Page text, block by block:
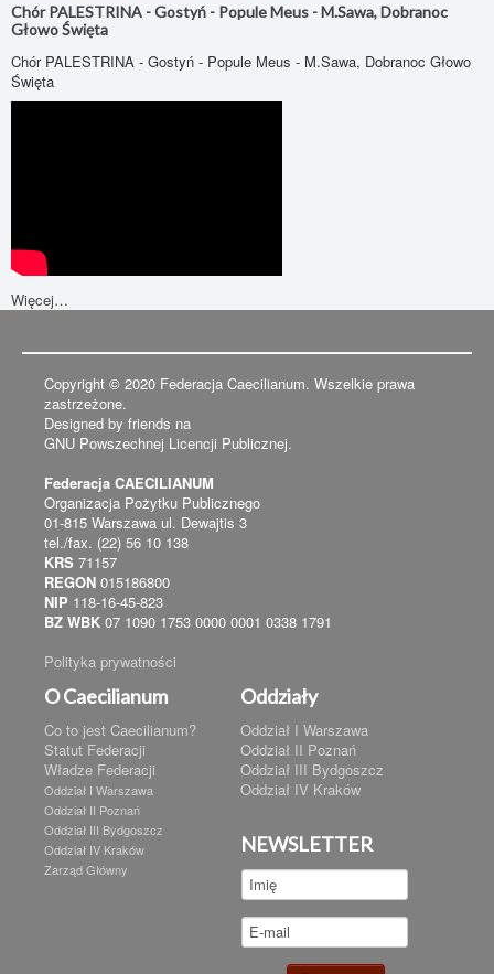
Chór PALESTRINA - Gostyń - Popule Meus - M.Sawa, Dobranoc
Głowo Święta
Chór PALESTRINA - Gostyń - Popule Meus - M.Sawa, Dobranoc Głowo
Święta
Więcej…
Copyright © 2020 Federacja Caecilianum. Wszelkie prawa
zastrzeżone.
Designed by friends na
GNU Powszechnej Licencji Publicznej.
Federacja CAECILIANUM
Organizacja Pożytku Publicznego
01-815 Warszawa ul. Dewajtis 3
tel./fax. (22) 56 10 138
KRS 71157
REGON 015186800
NIP 118-16-45-823
BZ WBK 07 1090 1753 0000 0001 0338 1791
Polityka prywatności
O Caecilianum
Co to jest Caecilianum?
Statut Federacji
Władze Federacji
Oddział I Warszawa
Oddział II Poznań
Oddział III Bydgoszcz
Oddział IV Kraków
Zarząd Główny
Oddziały
Oddział I Warszawa
Oddział II Poznań
Oddział III Bydgoszcz
Oddział IV Kraków
NEWSLETTER